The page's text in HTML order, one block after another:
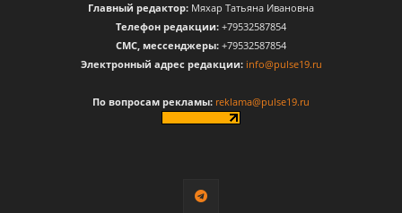
Главный редактор: Мяхар Татьяна Ивановна
Телефон редакции: +79532587854
CМС, мессенджеры: +79532587854
Электронный адрес редакции: info@pulse19.ru
По вопросам рекламы: reklama@pulse19.ru